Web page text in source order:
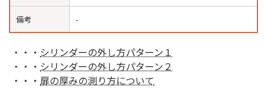
備考 -
・・・ シリンダーの外し方パターン１
・・・ シリンダーの外し方パターン２
・・・ 扉の厚みの測り方について